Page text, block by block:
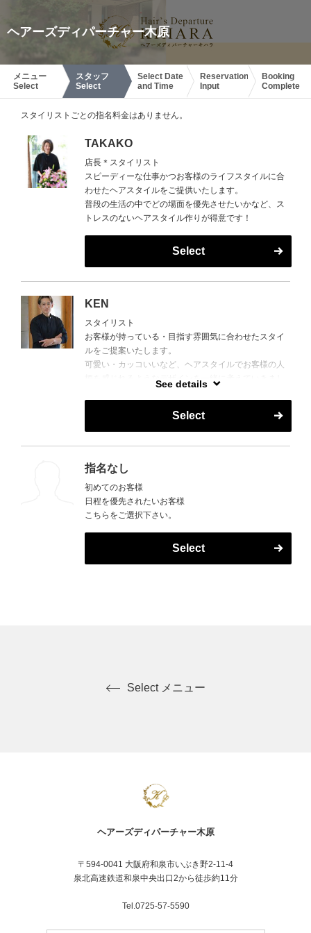
ヘアーズディパーチャー木原
メニュー
Select
スタッフ
Select
Select Date
and Time
Reservation
Input
Booking
Complete
スタイリストごとの指名料金はありません。
TAKAKO
店長＊スタイリスト
スピーディーな仕事かつお客様のライフスタイルに合
わせたヘアスタイルをご提供いたします。
普段の生活の中でどの場面を優先させたいかなど、ス
トレスのないヘアスタイル作りが得意です！
Select
KEN
スタイリスト
お客様が持っている・目指す雰囲気に合わせたスタイ
ルをご提案いたします。
可愛い・カッコいいなど、ヘアスタイルでお客様の人
柄を感じれるようなデザインを一緒に考えていきまし
See details
Select
指名なし
初めてのお客様
日程を優先されたいお客様
こちらをご選択下さい。
Select
Select メニュー
ヘアーズディパーチャー木原
〒594-0041 大阪府和泉市いぶき野2-11-4
泉北高速鉄道和泉中央出口2から徒歩約11分
Tel.0725-57-5590